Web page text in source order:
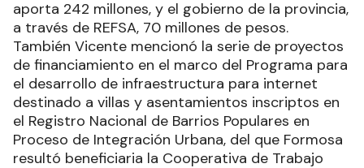
aporta 242 millones, y el gobierno de la provincia,
a través de REFSA, 70 millones de pesos.
También Vicente mencionó la serie de proyectos
de financiamiento en el marco del Programa para
el desarrollo de infraestructura para internet
destinado a villas y asentamientos inscriptos en
el Registro Nacional de Barrios Populares en
Proceso de Integración Urbana, del que Formosa
resultó beneficiaria la Cooperativa de Trabajo